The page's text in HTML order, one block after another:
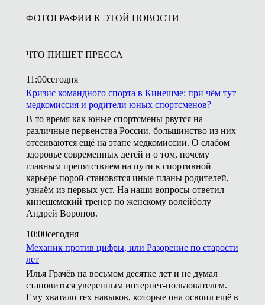
ФОТОГРАФИИ К ЭТОЙ НОВОСТИ
ЧТО ПИШЕТ ПРЕССА
11:00сегодня
Кризис командного спорта в Кинешме: при чём тут
медкомиссия и родители юных спортсменов?
В то время как юные спортсмены рвутся на
различные первенства России, большинство из них
отсеиваются ещё на этапе медкомиссии. О слабом
здоровье современных детей и о том, почему
главным препятствием на пути к спортивной
карьере порой становятся иные планы родителей,
узнаём из первых уст. На наши вопросы ответил
кинешемский тренер по женскому волейболу
Андрей Воронов.
10:00сегодня
Механик против цифры, или Разорение по старости
лет
Илья Грачёв на восьмом десятке лет и не думал
становиться уверенным интернет-пользователем.
Ему хватало тех навыков, которые она освоил ещё в